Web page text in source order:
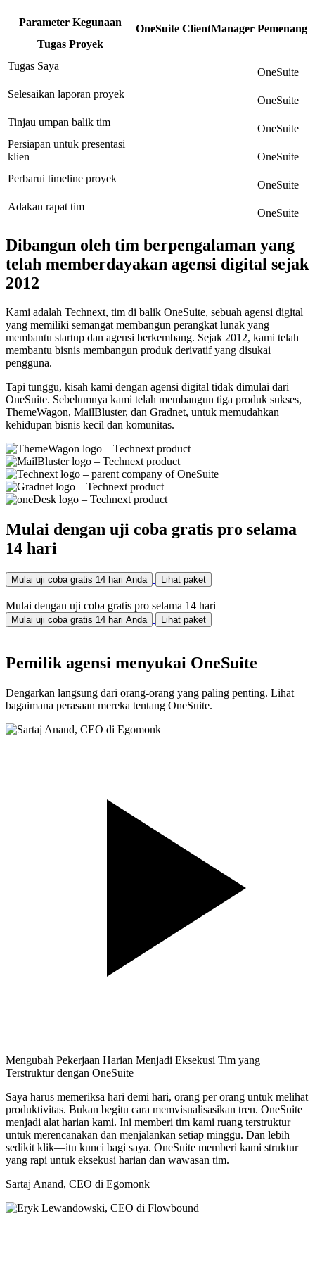
Parameter Kegunaan
OneSuite ClientManager Pemenang
Tugas Proyek
Tugas Saya
OneSuite
Selesaikan laporan proyek
OneSuite
Tinjau umpan balik tim
OneSuite
Persiapan untuk presentasi
klien
OneSuite
Perbarui timeline proyek
OneSuite
Adakan rapat tim
OneSuite
Dibangun oleh tim berpengalaman yang
telah memberdayakan agensi digital sejak
2012
Kami adalah Technext, tim di balik OneSuite, sebuah agensi digital
yang memiliki semangat membangun perangkat lunak yang
membantu startup dan agensi berkembang. Sejak 2012, kami telah
membantu bisnis membangun produk derivatif yang disukai
pengguna.
Tapi tunggu, kisah kami dengan agensi digital tidak dimulai dari
OneSuite. Sebelumnya kami telah membangun tiga produk sukses,
ThemeWagon, MailBluster, dan Gradnet, untuk memudahkan
kehidupan bisnis kecil dan komunitas.
Mulai dengan uji coba gratis pro selama
14 hari
Mulai uji coba gratis 14 hari Anda Lihat paket
Mulai dengan uji coba gratis pro selama 14 hari
Mulai uji coba gratis 14 hari Anda Lihat paket
Pemilik agensi menyukai OneSuite
Dengarkan langsung dari orang-orang yang paling penting. Lihat
bagaimana perasaan mereka tentang OneSuite.
Mengubah Pekerjaan Harian Menjadi Eksekusi Tim yang
Terstruktur dengan OneSuite
Saya harus memeriksa hari demi hari, orang per orang untuk melihat
produktivitas. Bukan begitu cara memvisualisasikan tren. OneSuite
menjadi alat harian kami. Ini memberi tim kami ruang terstruktur
untuk merencanakan dan menjalankan setiap minggu. Dan lebih
sedikit klik—itu kunci bagi saya. OneSuite memberi kami struktur
yang rapi untuk eksekusi harian dan wawasan tim.
Sartaj Anand, CEO di Egomonk